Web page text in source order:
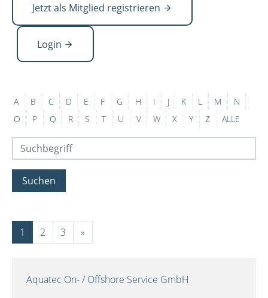
Jetzt als Mitglied registrieren
Login
A B C D E F G H I J K L M
N
O
P Q R S T U V W X Y Z ALLE
Suchen
1 2 3 »
Aquatec On- / Offshore Service GmbH